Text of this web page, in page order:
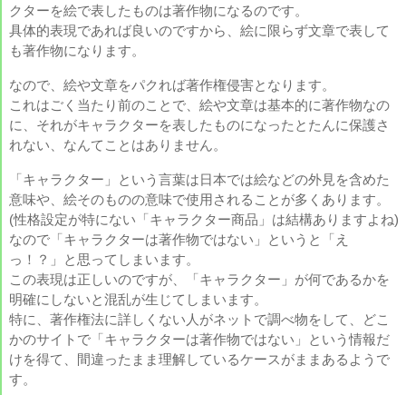
クターを絵で表したものは著作物になるのです。
具体的表現であれば良いのですから、絵に限らず文章で表して
も著作物になります。
なので、絵や文章をパクれば著作権侵害となります。
これはごく当たり前のことで、絵や文章は基本的に著作物なの
に、それがキャラクターを表したものになったとたんに保護さ
れない、なんてことはありません。
「キャラクター」という言葉は日本では絵などの外見を含めた
意味や、絵そのものの意味で使用されることが多くあります。
(性格設定が特にない「キャラクター商品」は結構ありますよね)
なので「キャラクターは著作物ではない」というと「え
っ！？」と思ってしまいます。
この表現は正しいのですが、「キャラクター」が何であるかを
明確にしないと混乱が生じてしまいます。
特に、著作権法に詳しくない人がネットで調べ物をして、どこ
かのサイトで「キャラクターは著作物ではない」という情報だ
けを得て、間違ったまま理解しているケースがままあるようで
す。